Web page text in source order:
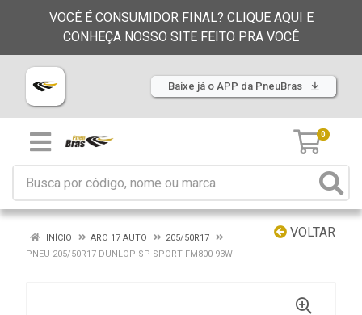
VOCÊ É CONSUMIDOR FINAL? CLIQUE AQUI E
CONHEÇA NOSSO SITE FEITO PRA VOCÊ
Baixe já o APP da PneuBras
0
VOLTAR
INÍCIO ARO 17 AUTO
205/50R17
PNEU 205/50R17 DUNLOP SP SPORT FM800 93W